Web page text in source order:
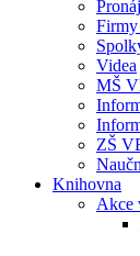
Firmy
Videa
MŠ
ZŠ
Knihovna
Akce